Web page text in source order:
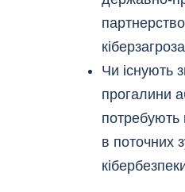
Чи існують
прогалини
потребують
в поточних